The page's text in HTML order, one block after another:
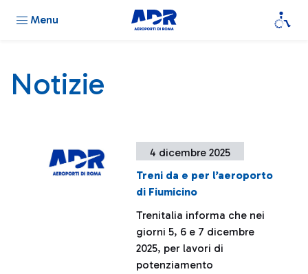
Menu
Notizie
4 dicembre 2025
Treni da e per l’aeroporto
di Fiumicino
Trenitalia informa che nei
giorni 5, 6 e 7 dicembre
2025, per lavori di
potenziamento